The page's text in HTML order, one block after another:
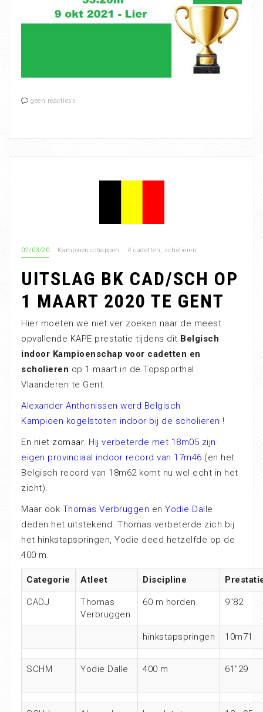
geen reactiess
02/03/20 Kampioenschappen # cadetten, scholieren
UITSLAG BK CAD/SCH OP
1 MAART 2020 TE GENT
Hier moeten we niet ver zoeken naar de meest
opvallende KAPE prestatie tijdens dit Belgisch
indoor Kampioenschap voor cadetten en
scholieren op 1 maart in de Topsporthal
Vlaanderen te Gent.
Alexander Anthonissen werd Belgisch
Kampioen kogelstoten indoor bij de scholieren !
En niet zomaar. Hij verbeterde met 18m05 zijn
eigen provinciaal indoor record van 17m46 (en het
Belgisch record van 18m62 komt nu wel echt in het
zicht).
Maar ook Thomas Verbruggen en Yodie Dalle
deden het uitstekend. Thomas verbeterde zich bij
het hinkstapspringen, Yodie deed hetzelfde op de
400 m.
Categorie Atleet Discipline
CADJ
Thomas
Verbruggen
60 m horden 9″82
hinkstapspringen 10m71
SCHM Yodie Dalle 400 m 61″29